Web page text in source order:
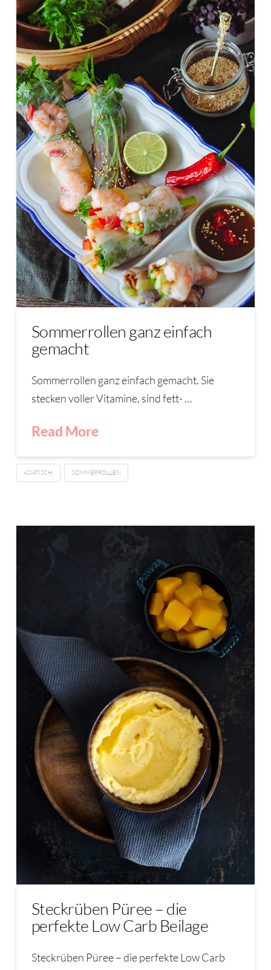
Sommerrollen ganz einfach
gemacht
Sommerrollen ganz einfach gemacht. Sie
stecken voller Vitamine, sind fett- …
Read More
ASIATISCH SOMMERROLLEN
Steckrüben Püree – die
perfekte Low Carb Beilage
Steckrüben Püree – die perfekte Low Carb